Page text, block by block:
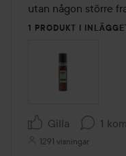
utan någon större
1 PRODUKT I
Gilla 1
1291 visningar